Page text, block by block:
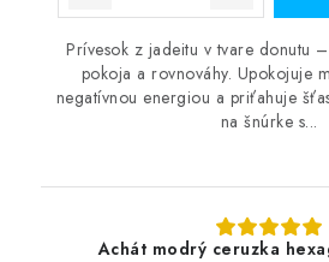
Prívesok z jadeitu v tvare donutu
pokoja a rovnováhy. Upokojuje
negatívnou energiou a priťahuje
na šnúrke s...
Achát modrý ceruzka